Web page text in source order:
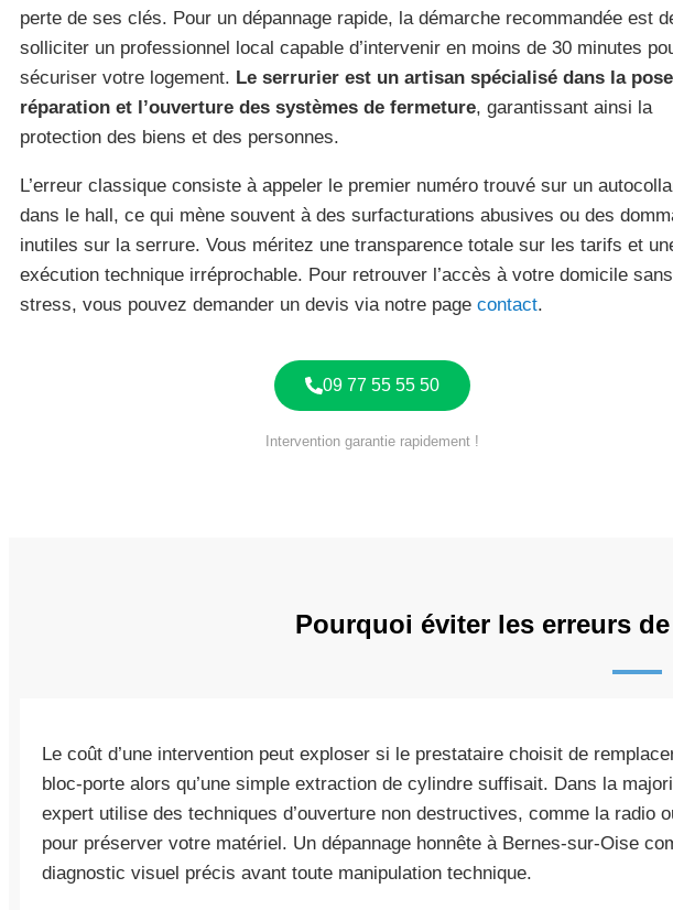
perte de ses clés. Pour un dépannage rapide, la démarche recommandée est
solliciter un professionnel local capable d’intervenir en moins de 30 minutes
sécuriser votre logement. Le serrurier est un artisan spécialisé dans la
réparation et l’ouverture des systèmes de fermeture, garantissant ainsi la
protection des biens et des personnes.
L’erreur classique consiste à appeler le premier numéro trouvé sur un
dans le hall, ce qui mène souvent à des surfacturations abusives ou des
inutiles sur la serrure. Vous méritez une transparence totale sur les tarifs et
exécution technique irréprochable. Pour retrouver l’accès à votre domicile sans
stress, vous pouvez demander un devis via notre page contact.
09 77 55 55 50
Intervention garantie rapidement !
Pourquoi éviter les erreurs
Le coût d’une intervention peut exploser si le prestataire choisit de
bloc-porte alors qu’une simple extraction de cylindre suffisait. Dans la
expert utilise des techniques d’ouverture non destructives, comme la radio
pour préserver votre matériel. Un dépannage honnête à Bernes-sur-Oise
diagnostic visuel précis avant toute manipulation technique.